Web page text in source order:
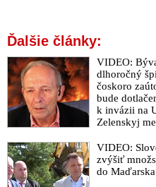
Ďalšie články:
VIDEO:
dlhoročný
čoskoro
bude
k invázii na
Zelenskyj
zháňali
vraj bude
VIDEO:
zvýšiť
do Maďarska